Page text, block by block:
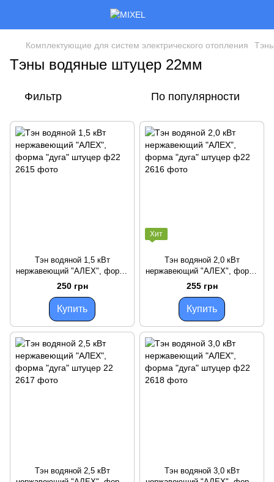
Комплектующие для систем электрического отопления
Тэны водяные штуцер 22мм
Фильтр По популярности
Тэн водяной 1,5 кВт
нержавеющий "АЛЕХ", форма
"дуга" штуцер ф22
250 грн
Купить
Хит
Тэн водяной 2,0 кВт
нержавеющий "АЛЕХ", форма
"дуга" штуцер ф22
255 грн
Купить
Тэн водяной 2,5 кВт
Тэн водяной 3,0 кВт